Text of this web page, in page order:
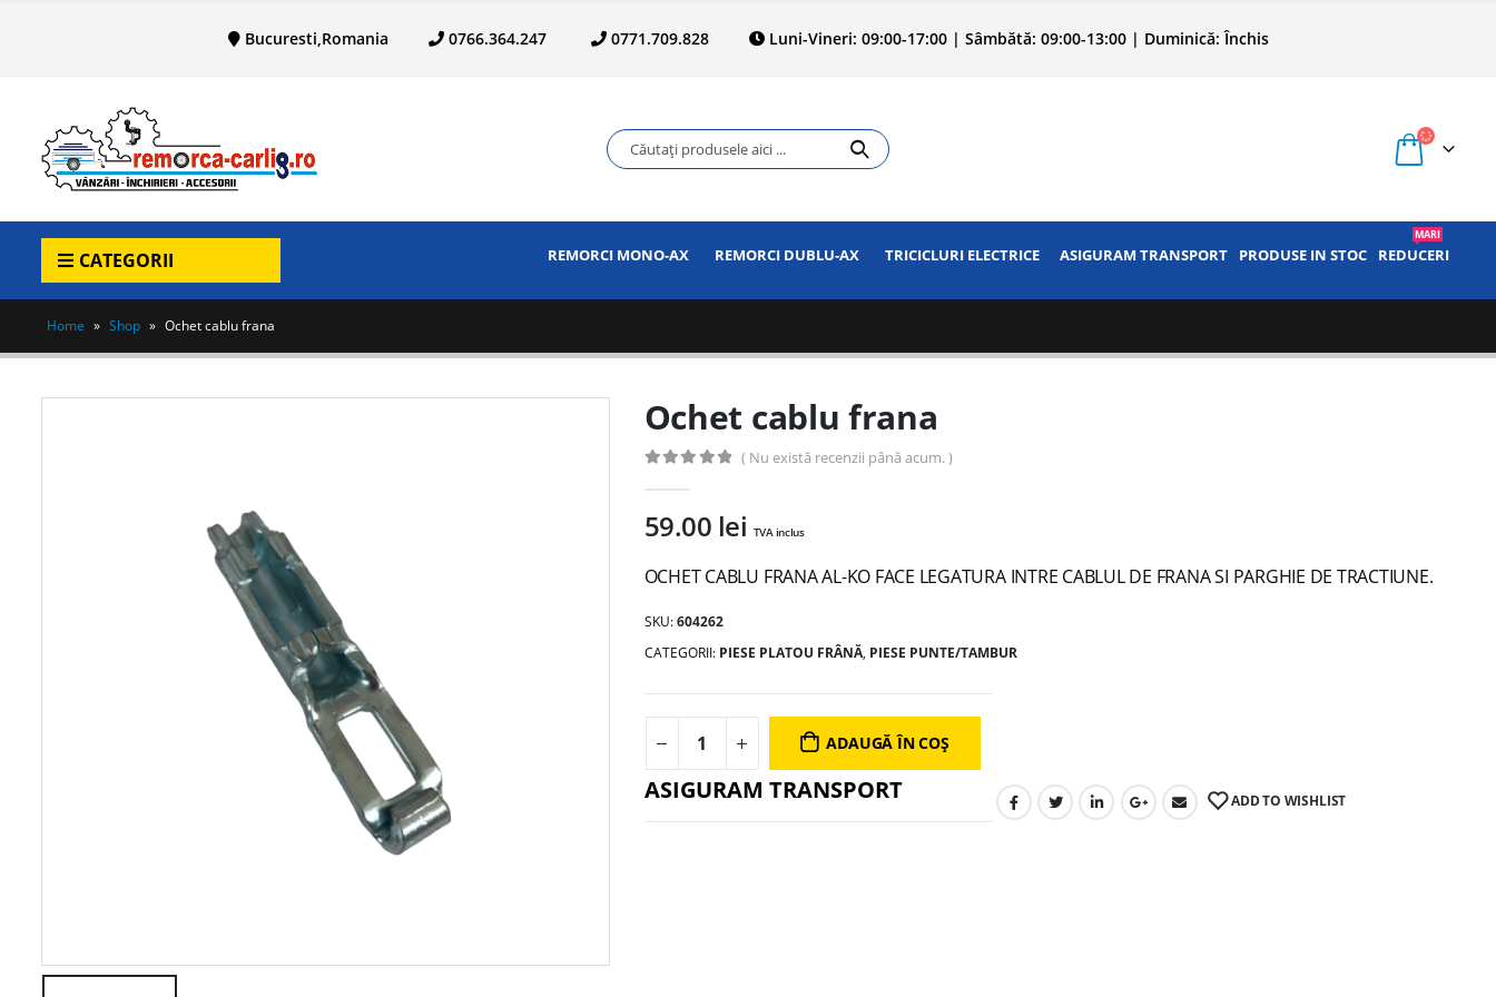
Bucuresti,Romania 0766.364.247 0771.709.828 Luni-Vineri: 09:00-17:00 | Sâmbătă: 09:00-13:00 | Duminică: Închis
CATEGORII REMORCI MONO-AX REMORCI DUBLU-AX TRICICLURI ELECTRICE ASIGURAM TRANSPORT PRODUSE IN STOC REDUCERI
MARI
Home » Shop » Ochet cablu frana
Ochet cablu frana
( Nu există recenzii până acum. )
59.00 lei TVA inclus
OCHET CABLU FRANA AL-KO FACE LEGATURA INTRE CABLUL DE FRANA SI PARGHIE DE TRACTIUNE.
SKU:604262
CATEGORII: PIESE PLATOU FRÂNĂ, PIESE PUNTE/TAMBUR
ADAUGĂ ÎN COȘ
ASIGURAM TRANSPORT ADD TO WISHLIST